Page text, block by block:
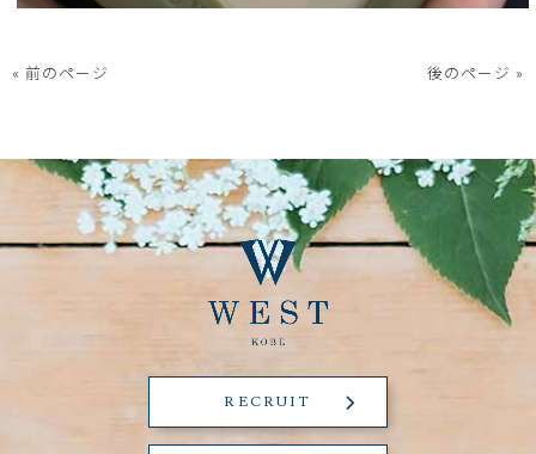
« 前のページ 後のページ »
RECRUIT